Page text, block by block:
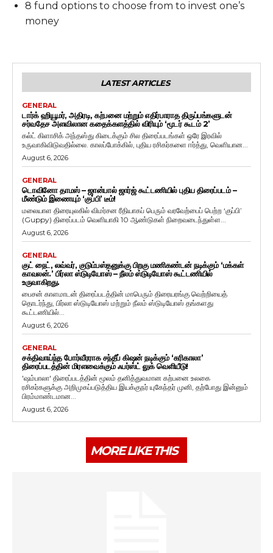
8 fund options to choose from to invest one’s
money
LATEST ARTICLES
GENERAL
டார்க் ஹியூமர், அதிரடி, கற்பனை மற்றும் எதிர்பாராத திருப்பங்களுடன்
சர்வதேச அளவிலான கதைக்களத்தில் விரியும் ‘மூடர் கூடம் 2’
கல்ட் கிளாசிக் அந்தஸ்து கிடைக்கும் சில திரைப்படங்கள் ஒரே இரவில்
உருவாகிவிடுவதில்லை. காலப்போக்கில், புதிய ரசிகர்களை ஈர்த்து, வெளியான...
August 6, 2026
GENERAL
டொவினோ தாமஸ் – ஜான்பால் ஜார்ஜ் கூட்டணியில் புதிய திரைப்படம் –
மீண்டும் இணையும் ‘குப்பி’ டீம்!
மலையாள திரையுலகில் விமர்சன ரீதியாகப் பெரும் வரவேற்பைப் பெற்ற ‘குப்பி’
(Guppy) திரைப்படம் வெளியாகி 10 ஆண்டுகள் நிறைவடைந்துள்ள...
August 6, 2026
GENERAL
குட் நைட், லவ்வர், குடும்பஸ்தனுக்கு பிறகு மணிகண்டன் நடிக்கும் ‘மக்கள்
காவலன்.’ பிர்லா ஸ்டுடியோஸ் – நீலம் ஸ்டுடியோஸ் கூட்டணியில்
உருவாகிறது.
பைசன் காளமாடன் திரைப்படத்தின் மாபெரும் திரையரங்கு வெற்றியைத்
தொடர்ந்து, பிர்லா ஸ்டுடியோஸ் மற்றும் நீலம் ஸ்டுடியோஸ் தங்களது
கூட்டணியில்...
August 6, 2026
GENERAL
சக்திவாய்ந்த போர்வீரராக சந்தீப் கிஷன் நடிக்கும் ‘கரிகாலா’
திரைப்படத்தின் மிரளவைக்கும் ஃபர்ஸ்ட் லுக் வெளியீடு!
'ஷம்பாலா' திரைப்படத்தின் மூலம் தனித்துவமான கற்பனை உலகை
ரசிகர்களுக்கு அறிமுகப்படுத்திய இயக்குநர் யுகேந்தர் முனி, தற்போது இன்னும்
பிரம்மாண்டமான...
August 6, 2026
MORE LIKE THIS